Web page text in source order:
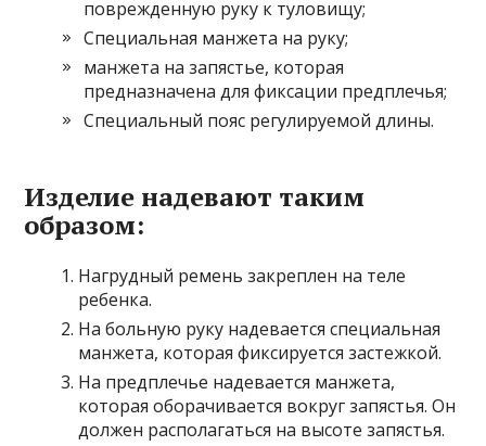
поврежденную руку к туловищу;
Специальная манжета на руку;
манжета на запястье, которая
предназначена для фиксации предплечья;
Специальный пояс регулируемой длины.
Изделие надевают таким
образом:
Нагрудный ремень закреплен на теле
ребенка.
На больную руку надевается специальная
манжета, которая фиксируется застежкой.
На предплечье надевается манжета,
которая оборачивается вокруг запястья. Он
должен располагаться на высоте запястья.